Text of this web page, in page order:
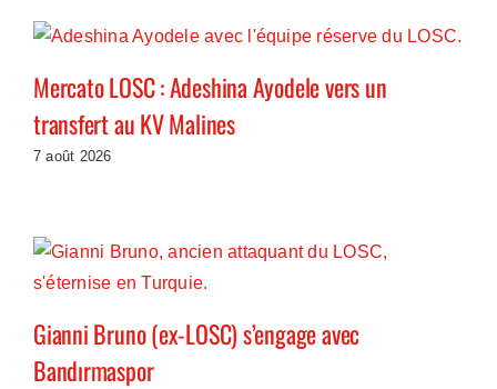
Mercato LOSC : Adeshina Ayodele vers un
transfert au KV Malines
7 août 2026
Gianni Bruno (ex-LOSC) s’engage avec
Bandırmaspor